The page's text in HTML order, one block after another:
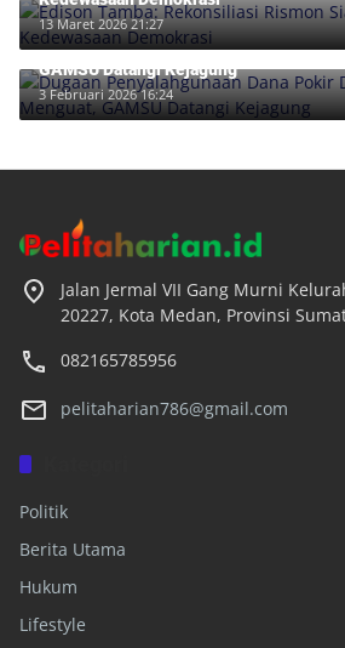
13 Maret 2026 21:27
Dugaan Penyalahgunaan Dana Pokir
GAMSU Datangi Kejagung
3 Februari 2026 16:24
Jalan Jermal VII Gang Murni
20227, Kota Medan, Provinsi
082165785956
pelitaharian786@gmail.com
Politik
Berita Utama
Hukum
Lifestyle